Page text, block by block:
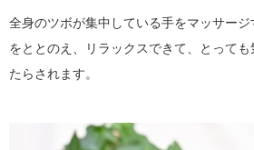
全身のツボが集中している手をマッサー
をととのえ、リラックスできて、とって
たらされます。